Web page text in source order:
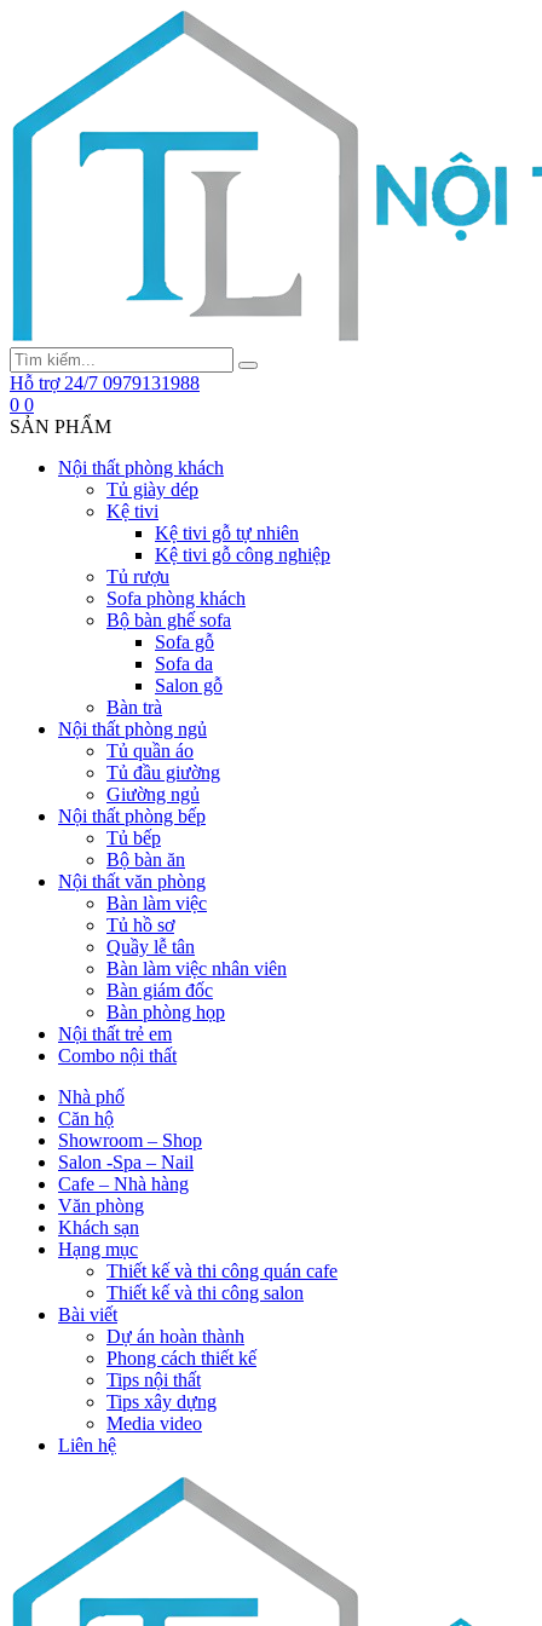
Hỗ trợ 24/7 0979131988
0 0
SẢN PHẨM
Nội thất phòng khách
Tủ giày dép
Kệ tivi
Kệ tivi gỗ tự nhiên
Kệ tivi gỗ công nghiệp
Tủ rượu
Sofa phòng khách
Bộ bàn ghế sofa
Sofa gỗ
Sofa da
Salon gỗ
Bàn trà
Nội thất phòng ngủ
Tủ quần áo
Tủ đầu giường
Giường ngủ
Nội thất phòng bếp
Tủ bếp
Bộ bàn ăn
Nội thất văn phòng
Bàn làm việc
Tủ hồ sơ
Quầy lễ tân
Bàn làm việc nhân viên
Bàn giám đốc
Bàn phòng họp
Nội thất trẻ em
Combo nội thất
Nhà phố
Căn hộ
Showroom – Shop
Salon -Spa – Nail
Cafe – Nhà hàng
Văn phòng
Khách sạn
Hạng mục
Thiết kế và thi công quán cafe
Thiết kế và thi công salon
Bài viết
Dự án hoàn thành
Phong cách thiết kế
Tips nội thất
Tips xây dựng
Media video
Liên hệ